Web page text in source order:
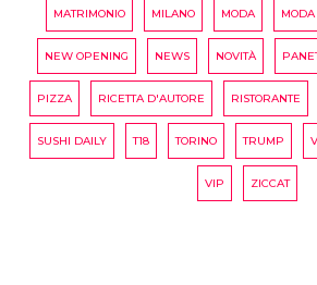
MATRIMONIO MILANO MODA
NEW OPENING NEWS NOVITÀ
PIZZA RICETTA D'AUTORE RISTORANTE
SUSHI DAILY T18 TORINO TRUMP
VIP ZICCAT